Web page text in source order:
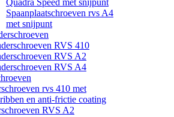
Quadra Speed met snijpunt
Spaanplaatschroeven rvs A4
met snijpunt
RVS 410
RVS A2
RVS A4
rvs 410 met
en anti-frictie coating
RVS A2